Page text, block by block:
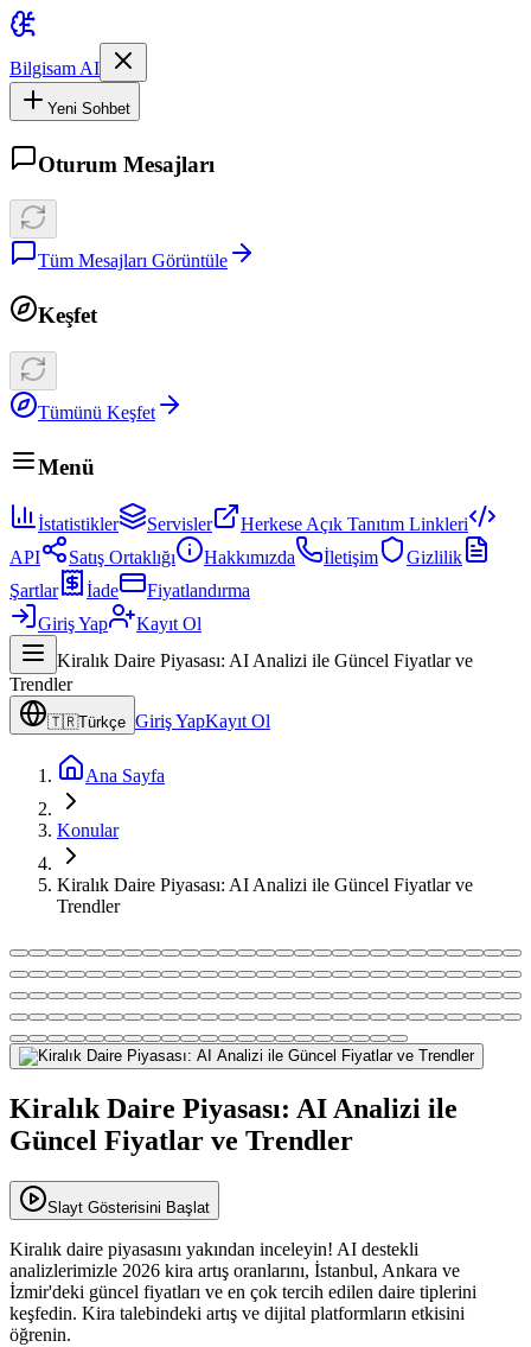
Bilgisam AI
Yeni Sohbet
Oturum Mesajları
Tüm Mesajları Görüntüle
Keşfet
Tümünü Keşfet
Menü
İstatistikler Servisler
Herkese Açık Tanıtım Linkleri
API
Satış Ortaklığı Hakkımızda İletişim
Gizlilik
Şartlar
İade
Fiyatlandırma
Giriş Yap
Kayıt Ol
Kiralık Daire Piyasası: AI Analizi ile Güncel Fiyatlar ve
Trendler
🇹🇷Türkçe Giriş YapKayıt Ol
Ana Sayfa
Konular
Kiralık Daire Piyasası: AI Analizi ile Güncel Fiyatlar ve
Trendler
Kiralık Daire Piyasası: AI Analizi ile
Güncel Fiyatlar ve Trendler
Slayt Gösterisini Başlat
Kiralık daire piyasasını yakından inceleyin! AI destekli
analizlerimizle 2026 kira artış oranlarını, İstanbul, Ankara ve
İzmir'deki güncel fiyatları ve en çok tercih edilen daire tiplerini
keşfedin. Kira talebindeki artış ve dijital platformların etkisini
öğrenin.